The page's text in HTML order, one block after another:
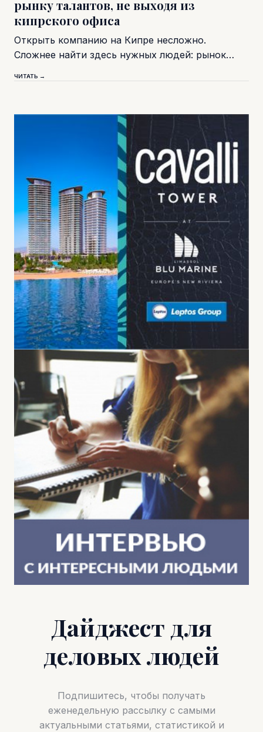
рынку талантов, не выходя из
кипрского офиса
Открыть компанию на Кипре несложно.
Сложнее найти здесь нужных людей: рынок…
ЧИТАТЬ →
Дайджест для
деловых людей
Подпишитесь, чтобы получать
еженедельную рассылку с самыми
актуальными статьями, статистикой и